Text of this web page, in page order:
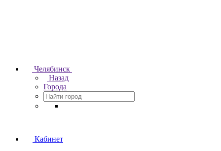
Челябинск
Назад
Города
Кабинет